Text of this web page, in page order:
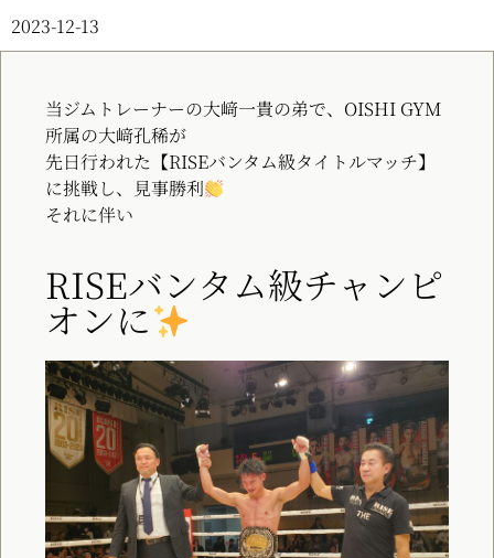
2023-12-13
当ジムトレーナーの大﨑一貴の弟で、OISHI GYM
所属の大﨑孔稀が
先日行われた【RISEバンタム級タイトルマッチ】
に挑戦し、見事勝利
それに伴い
RISEバンタム級チャンピ
オンに